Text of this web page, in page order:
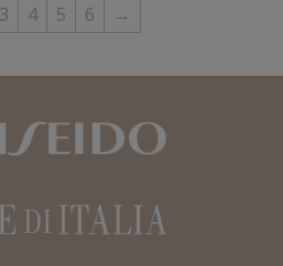
3 4 5 6 →